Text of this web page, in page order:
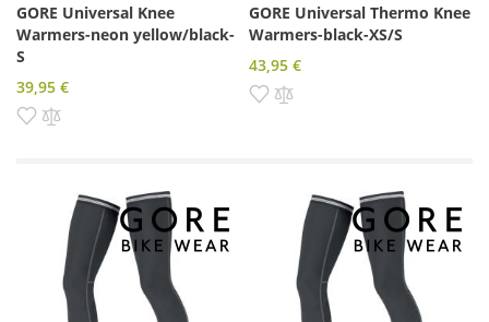
GORE Universal Knee
Warmers-neon yellow/black-
S
39,95 €
Pridať do zoznamu prianí
GORE Universal Thermo Knee
Warmers-black-XS/S
43,95 €
Pridať do zoznamu prianí